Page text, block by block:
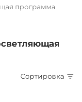
программа
Сортировка